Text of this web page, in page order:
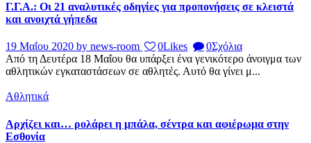
Γ.Γ.Α.: Οι 21 αναλυτικές οδηγίες για προπονήσεις σε κλειστά
και ανοιχτά γήπεδα
19 Μαΐου 2020 by news-room 0Likes 0Σχόλια
Από τη Δευτέρα 18 Μαΐου θα υπάρξει ένα γενικότερο άνοιγμα των
αθλητικών εγκαταστάσεων σε αθλητές. Αυτό θα γίνει μ...
Αθλητικά
Αρχίζει και… ρολάρει η μπάλα, σέντρα και αφιέρωμα στην
Εσθονία